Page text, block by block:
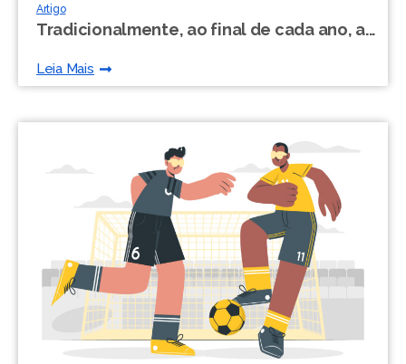
Artigo
Tradicionalmente, ao final de cada ano, a...
Leia Mais